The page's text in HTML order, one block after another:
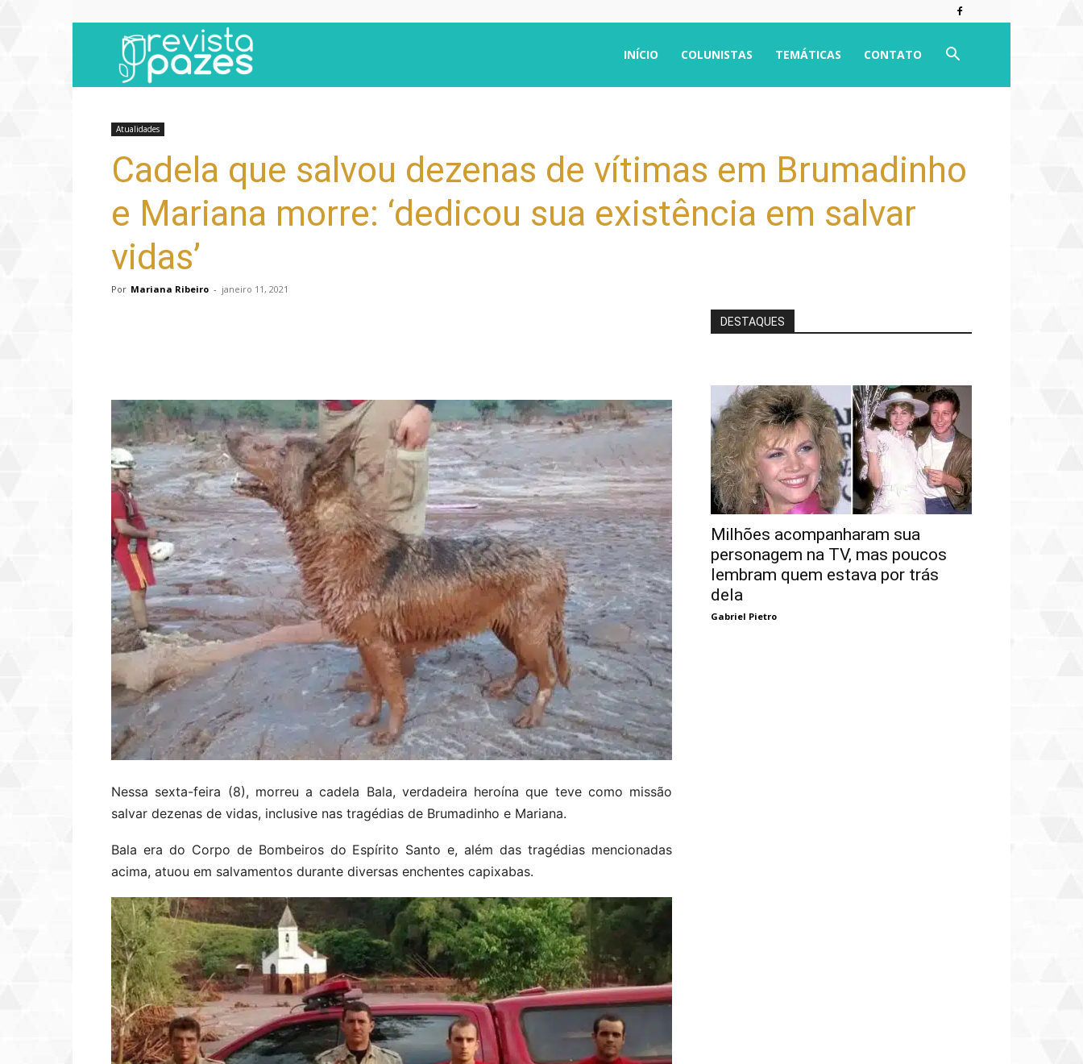
INÍCIO COLUNISTAS TEMÁTICAS CONTATO
Atualidades
Cadela que salvou dezenas de vítimas em Brumadinho
e Mariana morre: ‘dedicou sua existência em salvar
vidas’
Por Mariana Ribeiro - janeiro 11, 2021
Nessa sexta-feira (8), morreu a cadela Bala, verdadeira heroína que teve como missão
salvar dezenas de vidas, inclusive nas tragédias de Brumadinho e Mariana.
Bala era do Corpo de Bombeiros do Espírito Santo e, além das tragédias mencionadas
acima, atuou em salvamentos durante diversas enchentes capixabas.
DESTAQUES
Milhões acompanharam sua
personagem na TV, mas poucos
lembram quem estava por trás
dela
Gabriel Pietro